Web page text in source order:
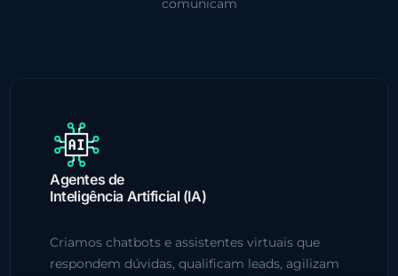
comunicam
Agentes de
Inteligência Artificial (IA)
Criamos chatbots e assistentes virtuais que
respondem dúvidas, qualificam leads, agilizam